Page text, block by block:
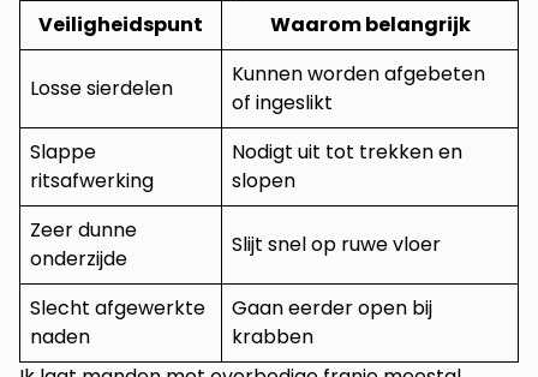
Veiligheidspunt
Waarom belangrijk
Losse sierdelen
Kunnen worden afgebeten
of ingeslikt
Slappe
ritsafwerking
Nodigt uit tot trekken en
slopen
Zeer dunne
onderzijde
Slijt snel op ruwe vloer
Slecht afgewerkte
naden
Gaan eerder open bij
krabben